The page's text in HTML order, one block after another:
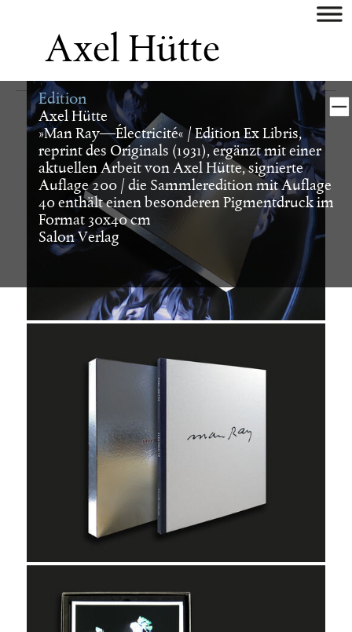
künstler
museum/galerie
verlag
buch
digital
identity
projekt
wir
kontakt
home
Axel Hütte
Edition
Axel Hütte
»Man Ray––Électricité« / Edition Ex Libris,
reprint des Originals (1931), ergänzt mit einer
aktuellen Arbeit von Axel Hütte, signierte
Auflage 200 / die Sammleredition mit Auflage
40 enthält einen besonderen Pigmentdruck im
Format 30x40 cm
Salon Verlag